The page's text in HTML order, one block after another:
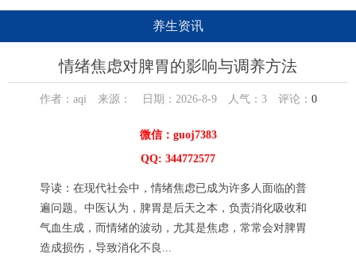
养生资讯
情绪焦虑对脾胃的影响与调养方法
作者：aqi 来源： 日期：2026-8-9 人气： 3评论： 0
微信：guoj7383
QQ: 344772577
导读：在现代社会中，情绪焦虑已成为许多人面临的普
遍问题。中医认为，脾胃是后天之本，负责消化吸收和
气血生成，而情绪的波动，尤其是焦虑，常常会对脾胃
造成损伤，导致消化不良...